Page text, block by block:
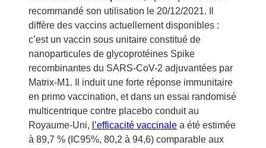
recommandé son utilisation le 20/12/2021. Il
diffère des vaccins actuellement disponibles :
c’est un vaccin sous unitaire constitué de
nanoparticules de glycoprotéines Spike
recombinantes du SARS-CoV-2 adjuvantées par
Matrix-M1. Il induit une forte réponse immunitaire
en primo vaccination, et dans un essai randomisé
multicentrique contre placebo conduit au
Royaume-Uni, l’efficacité vaccinale a été estimée
à 89,7 % (IC95%, 80,2 à 94,6) comparable aux